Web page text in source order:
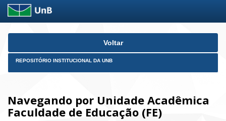
Skip
Voltar
REPOSITÓRIO INSTITUCIONAL DA UNB
Navegando por Unidade Acadêmica
Faculdade de Educação (FE)